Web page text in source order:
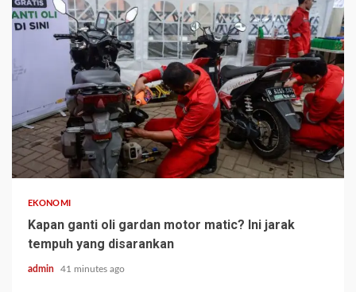
EKONOMI
Kapan ganti oli gardan motor matic? Ini jarak
tempuh yang disarankan
admin 41 minutes ago